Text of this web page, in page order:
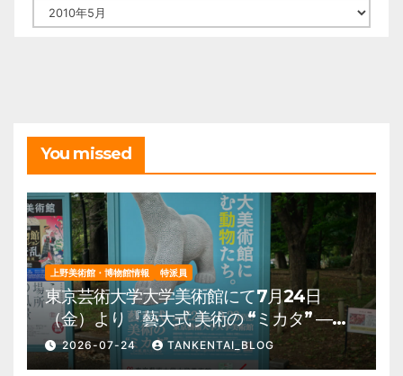
You missed
上野美術館・博物館情報 特派員
東京芸術大学大学美術館にて7月24日
（金）より『藝大式 美術の “ミカタ” ―こ
の夏、藝大生になる―』を開催。 上野公
園 美術館・博物館 混雑情報他
2026-07-24 TANKENTAI_BLOG